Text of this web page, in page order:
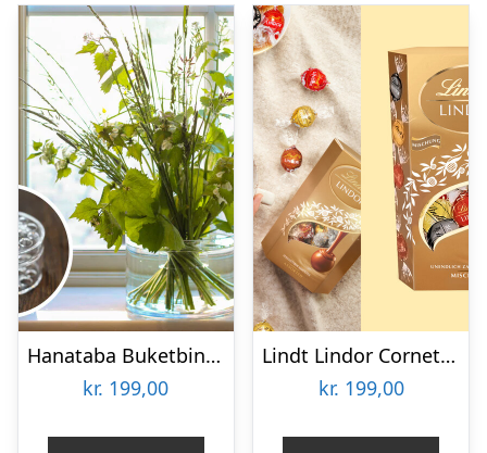
Hanataba Buketbinder
kr. 199,00
Lindt Lindor Cornet 500 gram – Blandet chokolade
kr. 199,00